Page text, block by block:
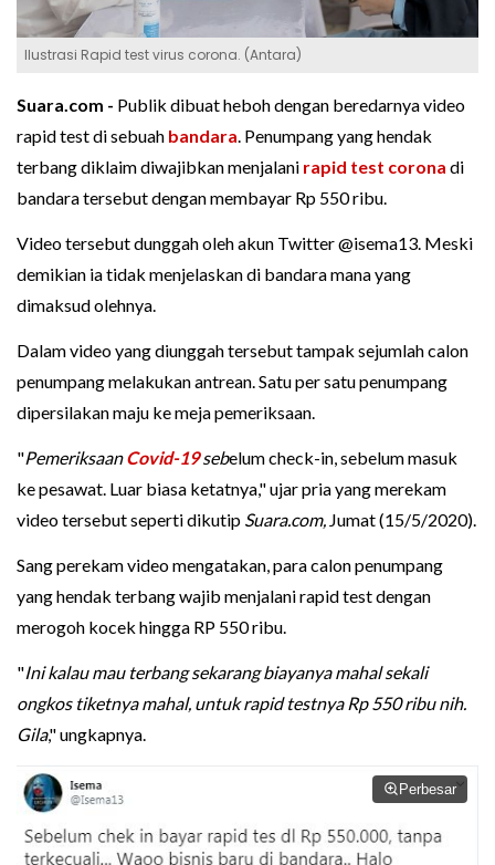
Ilustrasi Rapid test virus corona. (Antara)
Suara.com - Publik dibuat heboh dengan beredarnya video
rapid test di sebuah bandara. Penumpang yang hendak
terbang diklaim diwajibkan menjalani rapid test corona di
bandara tersebut dengan membayar Rp 550 ribu.
Video tersebut dunggah oleh akun Twitter @isema13. Meski
demikian ia tidak menjelaskan di bandara mana yang
dimaksud olehnya.
Dalam video yang diunggah tersebut tampak sejumlah calon
penumpang melakukan antrean. Satu per satu penumpang
dipersilakan maju ke meja pemeriksaan.
"PemeriksaanCovid-19sebelum check-in, sebelum masuk
ke pesawat. Luar biasa ketatnya," ujar pria yang merekam
video tersebut seperti dikutip Suara.com, Jumat (15/5/2020).
Sang perekam video mengatakan, para calon penumpang
yang hendak terbang wajib menjalani rapid test dengan
merogoh kocek hingga RP 550 ribu.
"Ini kalau mau terbang sekarang biayanya mahal sekali
ongkos tiketnya mahal, untuk rapid testnya Rp 550 ribu nih.
Gila," ungkapnya.
Perbesar